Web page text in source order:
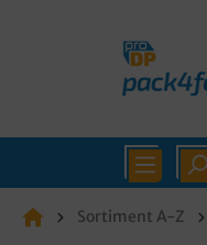
Sortiment A-Z